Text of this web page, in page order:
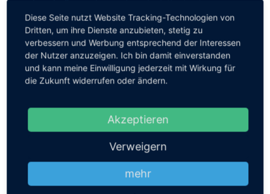
sich meist erst Wochen nach der
Belastungssituation feststellen.
Wenn Ihnen also etwas passiert ist, geben Sie sich
die Zeit, mit der Belastung umzugehen und sich an
die Veränderung, die dadurch eingetreten ist, zu
wenige Tage nach dem Ereignis von niemandem
einreden, Sie wären traumatisiert. Diese
Einschätzung kann nur eine Fachperson
vornehmen (dazu gehören qualifizierte
Psychotherapeuten und qualifizierte Ärzte) und
dazu erst nach 4 bis 6 Wochen. Es ist völlig normal
Diese Seite nutzt Website Tracking-Technologien von
Dritten, um ihre Dienste anzubieten, stetig zu
verbessern und Werbung entsprechend der Interessen
der Nutzer anzuzeigen. Ich bin damit einverstanden
und kann meine Einwilligung jederzeit mit Wirkung für
die Zukunft widerrufen oder ändern.
Akzeptieren
Verweigern
mehr